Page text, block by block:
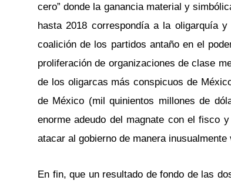
cero” donde la ganancia material y
hasta 2018 correspondía a la oligarquía
coalición de los partidos antaño en el
proliferación de organizaciones de clase
de los oligarcas más conspicuos de
de México (mil quinientos millones de
enorme adeudo del magnate con el fisco
atacar al gobierno de manera inusualmente
En fin, que un resultado de fondo de las